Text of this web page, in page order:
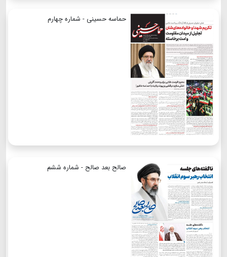
حماسه حسینی - شماره چهارم
صالح بعد صالح - شماره ششم